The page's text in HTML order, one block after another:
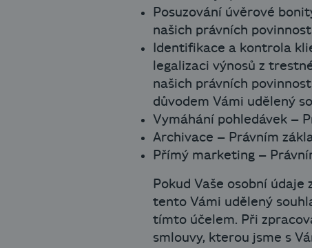
Posuzování úvěrové
našich právních
Identifikace a kontrola
legalizaci výnosů z
našich právních
důvodem Vámi udělený
Vymáhání pohledávek –
Archivace – Právním
Přímý marketing –
Pokud Vaše osobní
tento Vámi udělený
tímto účelem. Při
smlouvy, kterou jsme s